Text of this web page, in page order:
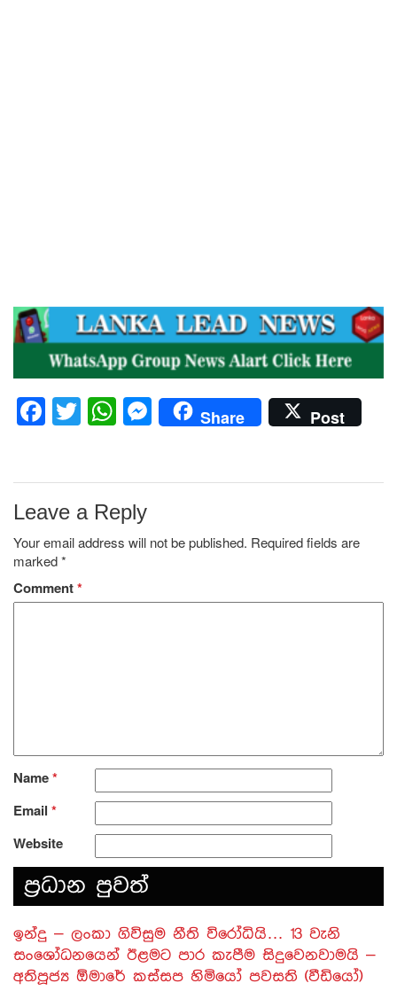
Facebook
Twitter
WhatsApp
Messenger
Share Post
Leave a Reply
Your email address will not be published. Required fields are
marked*
Comment*
Name*
Email *
Website
ප‍්‍රධාන පුවත්
​ඉන්දු – ලංකා ගිවිසුම නීති විරෝධියි… 13 වැනි
සංශෝධනයෙන් ඊළමට පාර කැපීම සිදුවෙනවාමයි –
අතිපූජ්‍ය ඕමාරේ කස්සප හිමියෝ පවසති (වීඩියෝ)